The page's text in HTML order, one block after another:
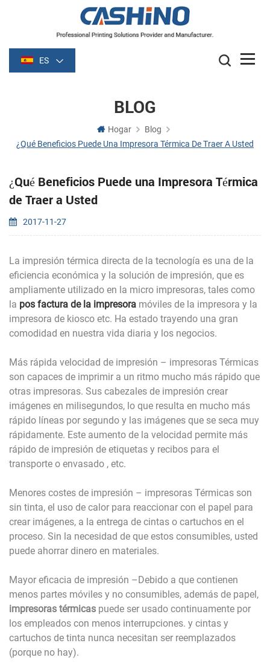
ES
BLOG
Hogar
Blog
¿Qué Beneficios Puede Una Impresora Térmica De Traer A Usted
¿Qué Beneficios Puede una Impresora Térmica
de Traer a Usted
2017-11-27
La impresión térmica directa de la tecnología es una de la
eficiencia económica y la solución de impresión, que es
ampliamente utilizado en la micro impresoras, tales como
la pos factura de la impresora móviles de la impresora y la
impresora de kiosco etc. Ha estado trayendo una gran
comodidad en nuestra vida diaria y los negocios.
Más rápida velocidad de impresión – impresoras Térmicas
son capaces de imprimir a un ritmo mucho más rápido que
otras impresoras. Sus cabezales de impresión crear
imágenes en milisegundos, lo que resulta en mucho más
rápido líneas por segundo y las imágenes que se seca muy
rápidamente. Este aumento de la velocidad permite más
rápido de impresión de etiquetas y recibos para el
transporte o envasado , etc.
Menores costes de impresión – impresoras Térmicas son
sin tinta, el uso de calor para reaccionar con el papel para
crear imágenes, a la entrega de cintas o cartuchos en el
proceso. Sin la necesidad de que estos consumibles, usted
puede ahorrar dinero en materiales.
Mayor eficacia de impresión –Debido a que contienen
menos partes móviles y no consumibles, además de papel,
impresoras térmicas puede ser usado continuamente por
los empleados con menos interrupciones. y cintas y
cartuchos de tinta nunca necesitan ser reemplazados
(porque no hay).